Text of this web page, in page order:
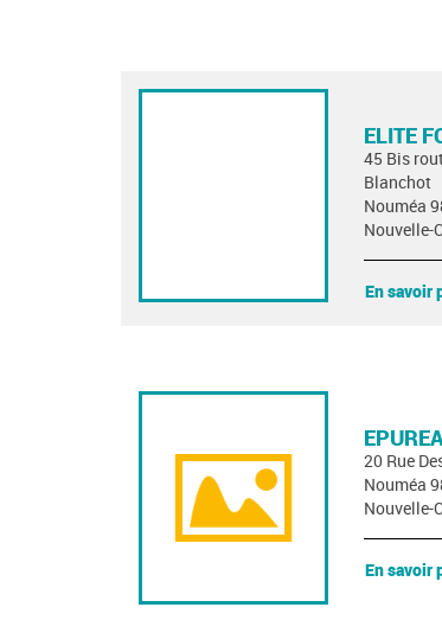
ELITE
45 Bis
Blanchot
Nouméa
Nouvelle-
En savoir
20 Rue
Nouméa
Nouvelle-
En savoir